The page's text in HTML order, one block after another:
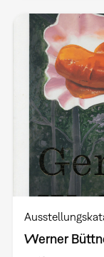
Werner